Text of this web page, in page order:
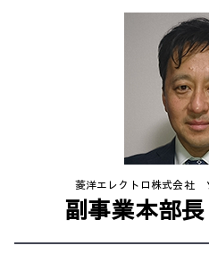
菱洋エレクトロ株式会社
副事業本部